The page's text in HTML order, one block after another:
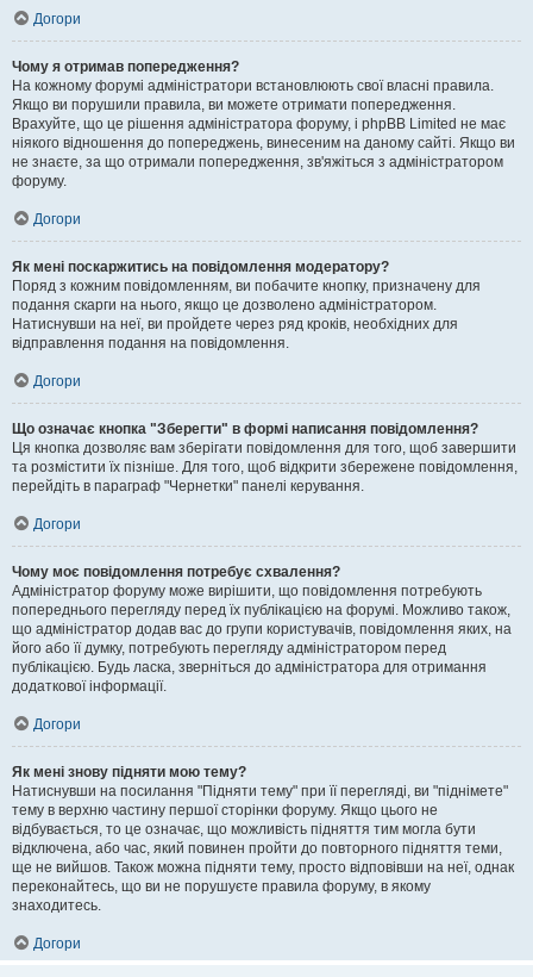
Догори
Чому я отримав попередження?
На кожному форумі адміністратори встановлюють свої власні правила.
Якщо ви порушили правила, ви можете отримати попередження.
Врахуйте, що це рішення адміністратора форуму, і phpBB Limited не має
ніякого відношення до попереджень, винесеним на даному сайті. Якщо ви
не знаєте, за що отримали попередження, зв'яжіться з адміністратором
форуму.
Догори
Як мені поскаржитись на повідомлення модератору?
Поряд з кожним повідомленням, ви побачите кнопку, призначену для
подання скарги на нього, якщо це дозволено адміністратором.
Натиснувши на неї, ви пройдете через ряд кроків, необхідних для
відправлення подання на повідомлення.
Догори
Що означає кнопка "Зберегти" в формі написання повідомлення?
Ця кнопка дозволяє вам зберігати повідомлення для того, щоб завершити
та розмістити їх пізніше. Для того, щоб відкрити збережене повідомлення,
перейдіть в параграф "Чернетки" панелі керування.
Догори
Чому моє повідомлення потребує схвалення?
Адміністратор форуму може вирішити, що повідомлення потребують
попереднього перегляду перед їх публікацією на форумі. Можливо також,
що адміністратор додав вас до групи користувачів, повідомлення яких, на
його або її думку, потребують перегляду адміністратором перед
публікацією. Будь ласка, зверніться до адміністратора для отримання
додаткової інформації.
Догори
Як мені знову підняти мою тему?
Натиснувши на посилання "Підняти тему" при її перегляді, ви "піднімете"
тему в верхню частину першої сторінки форуму. Якщо цього не
відбувається, то це означає, що можливість підняття тим могла бути
відключена, або час, який повинен пройти до повторного підняття теми,
ще не вийшов. Також можна підняти тему, просто відповівши на неї, однак
переконайтесь, що ви не порушуєте правила форуму, в якому
знаходитесь.
Догори